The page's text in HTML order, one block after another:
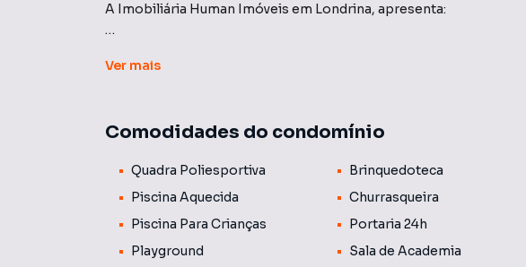
A Imobiliária Human Imóveis em Londrina, apresenta:
Entrega prevista para 2027
Localizado na Rua Alcides Turini entre a Estância Bom Tempo e o
ÓPERA - Terenos acima de 600 metros
GALERIA - Terrenos acima de 500 metros
ATELIÊ - Terrenos acima de 420 metros
Ver mais
Comodidades do condomínio
Quadra Poliesportiva Brinquedoteca
Piscina Aquecida
Churrasqueira
Piscina Para Crianças
Portaria 24h
Playground
Sala de Academia